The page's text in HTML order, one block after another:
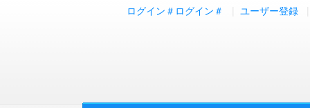
ログイン＃ログイン＃ ユーザー登録